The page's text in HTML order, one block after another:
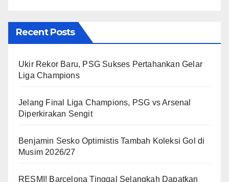
Recent Posts
Ukir Rekor Baru, PSG Sukses Pertahankan Gelar
Liga Champions
Jelang Final Liga Champions, PSG vs Arsenal
Diperkirakan Sengit
Benjamin Sesko Optimistis Tambah Koleksi Gol di
Musim 2026/27
RESMI! Barcelona Tinggal Selangkah Dapatkan